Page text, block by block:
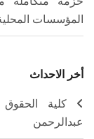
المؤسسات
أخر الاحداث
كلية
عبدالرحمن